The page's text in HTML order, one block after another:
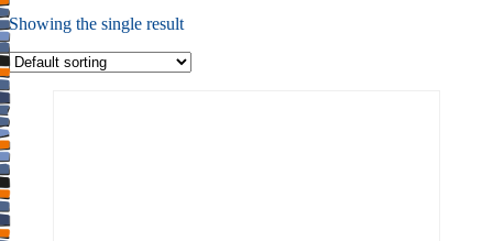
Showing the single result